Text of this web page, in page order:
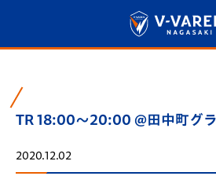
TR 18:00～20:00 @田中町グ
2020.12.02